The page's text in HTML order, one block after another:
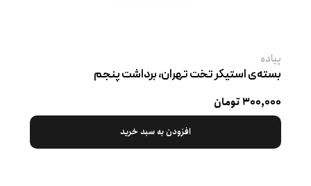
پیاده
بسته‌ی استیکر تخت تهران، برداشت پنجم
۳۰۰,۰۰۰ تومان
افزودن به سبد خرید